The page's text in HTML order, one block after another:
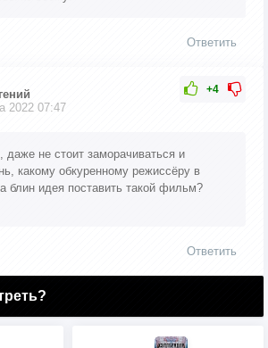
Ответить
+4
2022 07:47
даже не стоит заморачиваться и
какому обкуренному режиссёру в
блин идея поставить такой фильм?
Ответить